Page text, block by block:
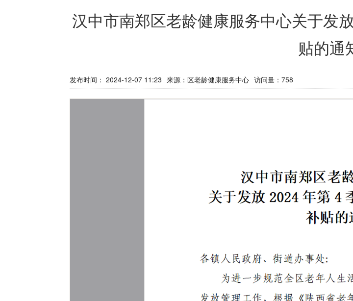
汉中市南郑区老龄健康服务中心关于发
贴的通
发布时间： 2024-12-07 11:23 来源： 区老龄健康服务中心 访问量： 758